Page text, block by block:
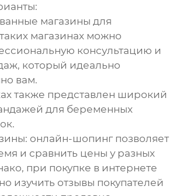
магазины для
магазинах можно
консультацию и
который идеально
вам.
также представлен широкий
для беременных
: онлайн-шопинг позволяет
и сравнить цены у разных
при покупке в интернете
изучить отзывы покупателей